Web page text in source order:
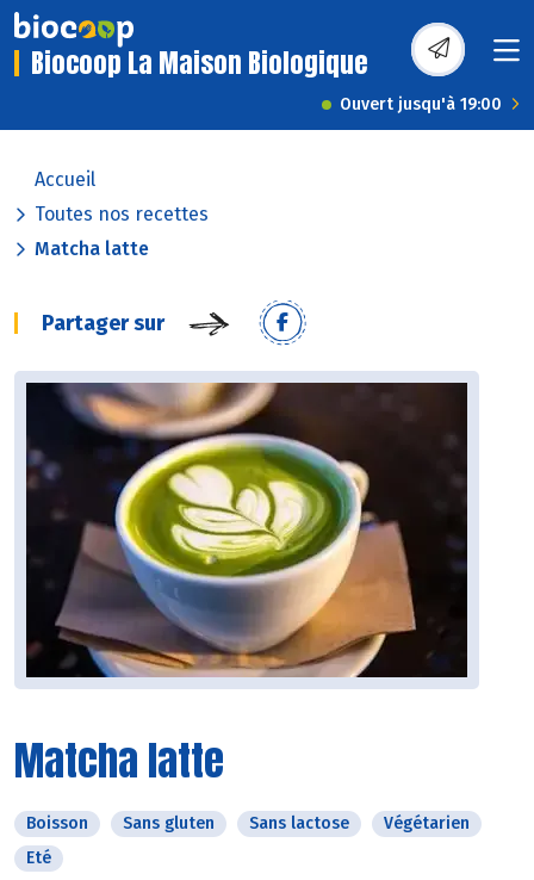
Biocoop La Maison Biologique
Ouvert jusqu'à 19:00
Accueil
Toutes nos recettes
Matcha latte
Partager sur
Matcha latte
Boisson Sans gluten Sans lactose
Végétarien
Eté